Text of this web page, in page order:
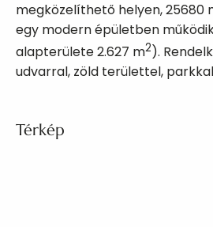
megközelíthető helyen, 25680
egy modern épületben
alapterülete 2.627 m2).
udvarral, zöld területtel,
Térkép